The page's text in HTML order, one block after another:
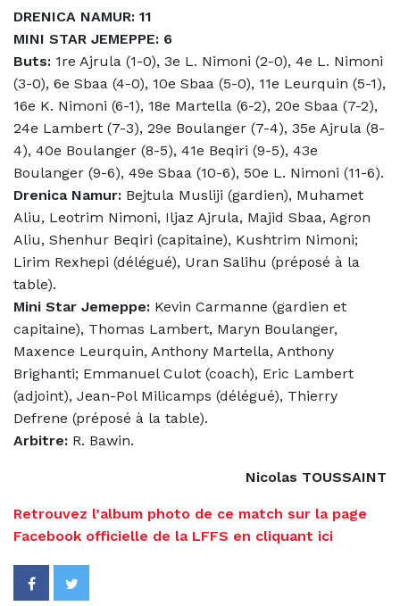
DRENICA NAMUR: 11
MINI STAR JEMEPPE: 6
Buts: 1re Ajrula (1-0), 3e L. Nimoni (2-0), 4e L. Nimoni
(3-0), 6e Sbaa (4-0), 10e Sbaa (5-0), 11e Leurquin (5-1),
16e K. Nimoni (6-1), 18e Martella (6-2), 20e Sbaa (7-2),
24e Lambert (7-3), 29e Boulanger (7-4), 35e Ajrula (8-
4), 40e Boulanger (8-5), 41e Beqiri (9-5), 43e
Boulanger (9-6), 49e Sbaa (10-6), 50e L. Nimoni (11-6).
Drenica Namur: Bejtula Musliji (gardien), Muhamet
Aliu, Leotrim Nimoni, Iljaz Ajrula, Majid Sbaa, Agron
Aliu, Shenhur Beqiri (capitaine), Kushtrim Nimoni;
Lirim Rexhepi (délégué), Uran Salihu (préposé à la
table).
Mini Star Jemeppe: Kevin Carmanne (gardien et
capitaine), Thomas Lambert, Maryn Boulanger,
Maxence Leurquin, Anthony Martella, Anthony
Brighanti; Emmanuel Culot (coach), Eric Lambert
(adjoint), Jean-Pol Milicamps (délégué), Thierry
Defrene (préposé à la table).
Arbitre: R. Bawin.
Nicolas TOUSSAINT
Retrouvez l’album photo de ce match sur la page
Facebook officielle de la LFFS en cliquant ici